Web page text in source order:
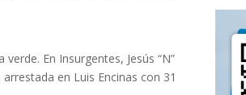
En Insurgentes, Jesús “N”
en Luis Encinas con 31